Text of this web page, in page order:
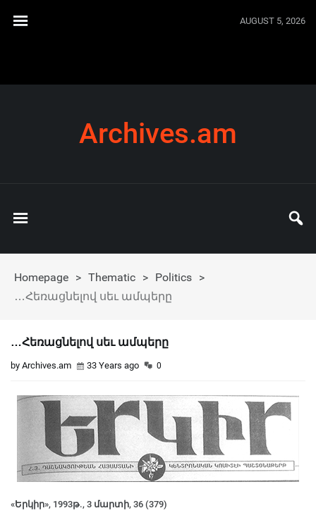
AUGUST 5, 2026
Archives.am
Homepage > Thematic > Politics >
…Հեռացնելով սեւ ամպերը
…Հեռացնելով սեւ ամպերը
by Archives.am 33 Years ago 0
«Երկիր», 1993թ., 3 մարտի, 36 (379)